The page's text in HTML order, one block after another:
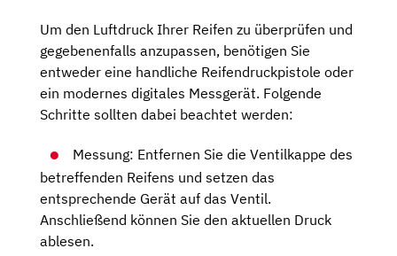
Um den Luftdruck Ihrer Reifen zu überprüfen und
gegebenenfalls anzupassen, benötigen Sie
entweder eine handliche Reifendruckpistole oder
ein modernes digitales Messgerät. Folgende
Schritte sollten dabei beachtet werden:
Messung: Entfernen Sie die Ventilkappe des
betreffenden Reifens und setzen das
entsprechende Gerät auf das Ventil.
Anschließend können Sie den aktuellen Druck
ablesen.